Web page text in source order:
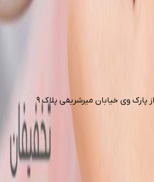
پارک وی خیابان میرشریفی پلاک ۹